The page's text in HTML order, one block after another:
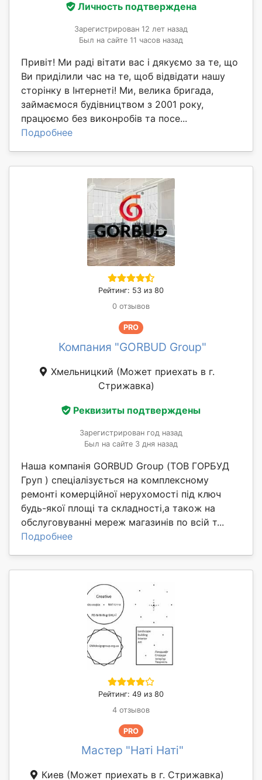
Личность подтверждена
Зарегистрирован 12 лет назад
Был на сайте 11 часов назад
Привіт! Ми раді вітати вас і дякуємо за те, що
Ви приділили час на те, щоб відвідати нашу
сторінку в Інтернеті! Ми, велика бригада,
займаємося будівництвом з 2001 року,
працюємо без виконробів та посе...
Подробнее
Рейтинг: 53 из 80
0 отзывов
PRO
Компания "GORBUD Group"
Хмельницкий (Может приехать в г.
Стрижавка)
Реквизиты подтверждены
Зарегистрирован год назад
Был на сайте 3 дня назад
Наша компанія GORBUD Group (ТОВ ГОРБУД
Груп ) спеціалізується на комплексному
ремонті комерційної нерухомості під ключ
будь-якої площі та складності,а також на
обслуговуванні мереж магазинів по всій т...
Подробнее
Рейтинг: 49 из 80
4 отзывов
PRO
Мастер "Наті Наті"
Киев (Может приехать в г. Стрижавка)